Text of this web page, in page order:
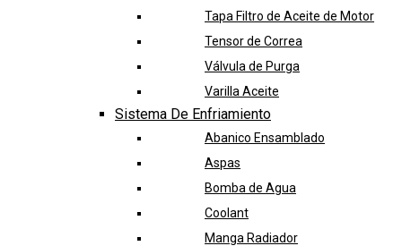
Tapa Filtro de Aceite de Motor
Tensor de Correa
Válvula de Purga
Varilla Aceite
Sistema De Enfriamiento
Abanico Ensamblado
Aspas
Bomba de Agua
Coolant
Manga Radiador